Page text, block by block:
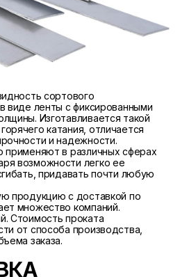
сортового
виде ленты с фиксированными
Изготавливается такой
катания, отличается
и надежности.
применяют в различных сферах
возможности легко ее
придавать почти любую
продукцию с доставкой по
множество компаний.
Стоимость проката
от способа производства,
заказа.